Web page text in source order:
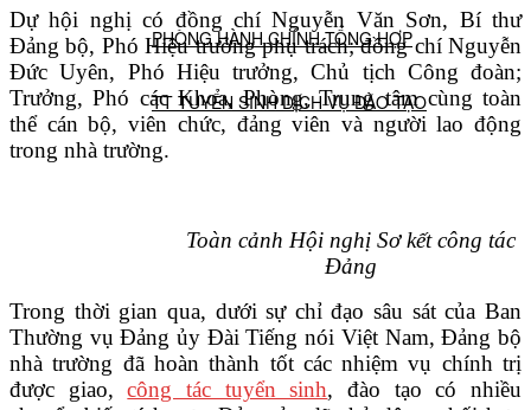
PHÒNG HÀNH CHÍNH TỔNG HỢP
TT TUYỂN SINH DỊCH VỤ ĐÀO TẠO
NGHIÊN CỨU KHOA HỌC
Dự hội nghị có đồng chí Nguyễn Văn Sơn, Bí thư
Đảng bộ, Phó Hiệu trưởng phụ trách; đồng chí Nguyễn
Đức Uyên, Phó Hiệu trưởng, Chủ tịch Công đoàn;
Trưởng, Phó các Khoa, Phòng, Trung tâm cùng toàn
thể cán bộ, viên chức, đảng viên và người lao động
trong nhà trường.
Toàn cảnh Hội nghị Sơ kết công tác
Đảng
Trong thời gian qua, dưới sự chỉ đạo sâu sát của Ban
Thường vụ Đảng ủy Đài Tiếng nói Việt Nam, Đảng bộ
nhà trường đã hoàn thành tốt các nhiệm vụ chính trị
được giao,công tác tuyển sinh, đào tạo có nhiều